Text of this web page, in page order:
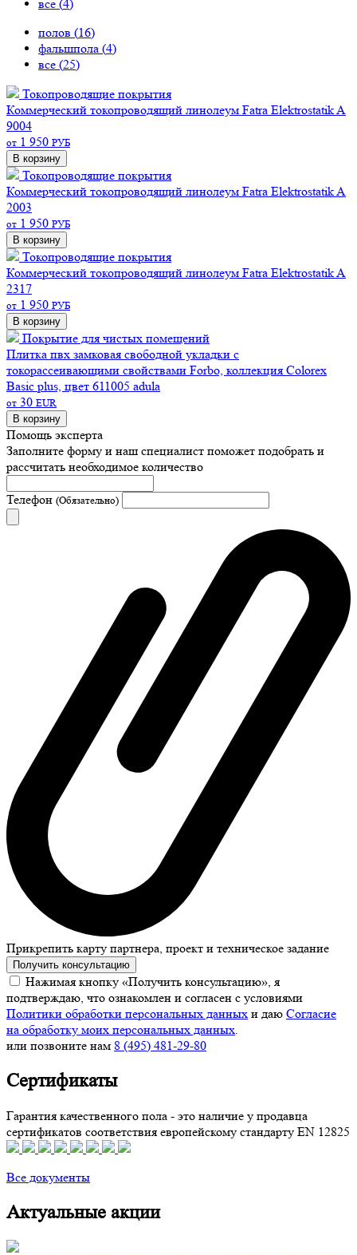
все (4)
полов (16)
фальшпола (4)
все (25)
Токопроводящие покрытия
Коммерческий токопроводящий линолеум Fatra Elektrostatik A
9004
от 1 950 РУБ
В корзину
Токопроводящие покрытия
Коммерческий токопроводящий линолеум Fatra Elektrostatik A
2003
от 1 950 РУБ
В корзину
Токопроводящие покрытия
Коммерческий токопроводящий линолеум Fatra Elektrostatik A
2317
от 1 950 РУБ
В корзину
Покрытие для чистых помещений
Плитка пвх замковая свободной укладки с
токорассеивающими свойствами Forbo, коллекция Colorex
Basic plus, цвет 611005 adula
от 30 EUR
В корзину
Помощь эксперта
Заполните форму и наш специалист поможет подобрать и
рассчитать необходимое количество
Телефон (Обязательно)
Прикрепить карту партнера, проект и техническое задание
Получить консультацию
Нажимая кнопку «Получить консультацию», я
подтверждаю, что ознакомлен и согласен с условиями
Политики обработки персональных данных и даю Согласие
на обработку моих персональных данных.
или позвоните нам 8 (495) 481-29-80
Сертификаты
Гарантия качественного пола - это наличие у продавца
сертификатов соответствия европейскому стандарту EN 12825
Все документы
Актуальные акции